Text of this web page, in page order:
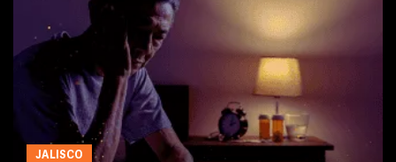
JALISCO